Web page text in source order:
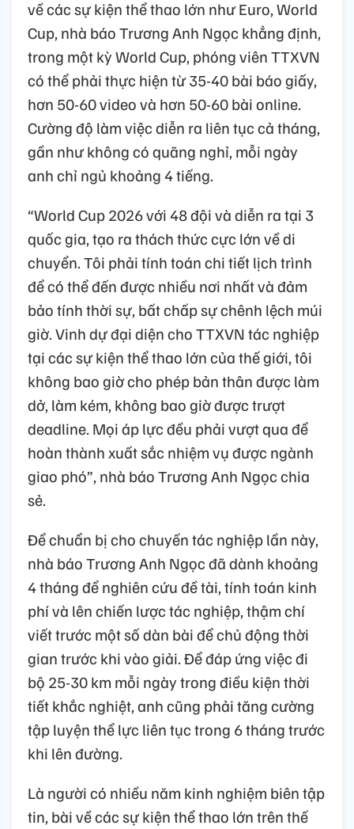
về các sự kiện thể thao lớn như Euro, World
Cup, nhà báo Trương Anh Ngọc khẳng định,
trong một kỳ World Cup, phóng viên TTXVN
có thể phải thực hiện từ 35-40 bài báo giấy,
hơn 50-60 video và hơn 50-60 bài online.
Cường độ làm việc diễn ra liên tục cả tháng,
gần như không có quãng nghỉ, mỗi ngày
anh chỉ ngủ khoảng 4 tiếng.
“World Cup 2026 với 48 đội và diễn ra tại 3
quốc gia, tạo ra thách thức cực lớn về di
chuyển. Tôi phải tính toán chi tiết lịch trình
để có thể đến được nhiều nơi nhất và đảm
bảo tính thời sự, bất chấp sự chênh lệch múi
giờ. Vinh dự đại diện cho TTXVN tác nghiệp
tại các sự kiện thể thao lớn của thế giới, tôi
không bao giờ cho phép bản thân được làm
dở, làm kém, không bao giờ được trượt
deadline. Mọi áp lực đều phải vượt qua để
hoàn thành xuất sắc nhiệm vụ được ngành
giao phó”, nhà báo Trương Anh Ngọc chia
sẻ.
Để chuẩn bị cho chuyến tác nghiệp lần này,
nhà báo Trương Anh Ngọc đã dành khoảng
4 tháng để nghiên cứu đề tài, tính toán kinh
phí và lên chiến lược tác nghiệp, thậm chí
viết trước một số dàn bài để chủ động thời
gian trước khi vào giải. Để đáp ứng việc đi
bộ 25-30 km mỗi ngày trong điều kiện thời
tiết khắc nghiệt, anh cũng phải tăng cường
tập luyện thể lực liên tục trong 6 tháng trước
khi lên đường.
Là người có nhiều năm kinh nghiệm biên tập
tin, bài về các sự kiện thể thao lớn trên thế